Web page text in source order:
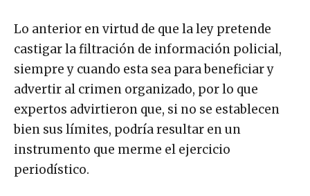
Lo anterior en virtud de que la ley pretende
castigar la filtración de información policial,
siempre y cuando esta sea para beneficiar y
advertir al crimen organizado, por lo que
expertos advirtieron que, si no se establecen
bien sus límites, podría resultar en un
instrumento que merme el ejercicio
periodístico.